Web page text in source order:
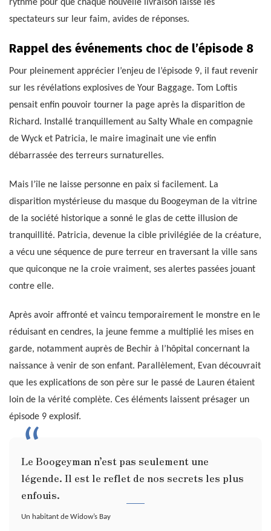
rythme pour que chaque nouvelle livraison laisse les
spectateurs sur leur faim, avides de réponses.
Rappel des événements choc de l’épisode 8
Pour pleinement apprécier l’enjeu de l’épisode 9, il faut revenir
sur les révélations explosives de Your Baggage. Tom Loftis
pensait enfin pouvoir tourner la page après la disparition de
Richard. Installé tranquillement au Salty Whale en compagnie
de Wyck et Patricia, le maire imaginait une vie enfin
débarrassée des terreurs surnaturelles.
Mais l’île ne laisse personne en paix si facilement. La
disparition mystérieuse du masque du Boogeyman de la vitrine
de la société historique a sonné le glas de cette illusion de
tranquillité. Patricia, devenue la cible privilégiée de la créature,
a vécu une séquence de pure terreur en traversant la ville sans
que quiconque ne la croie vraiment, ses alertes passées jouant
contre elle.
Après avoir affronté et vaincu temporairement le monstre en le
réduisant en cendres, la jeune femme a multiplié les mises en
garde, notamment auprès de Bechir à l’hôpital concernant la
naissance à venir de son enfant. Parallèlement, Evan découvrait
que les explications de son père sur le passé de Lauren étaient
loin de la vérité complète. Ces éléments laissent présager un
épisode 9 explosif.
Le Boogeyman n’est pas seulement une
légende. Il est le reflet de nos secrets les plus
enfouis.
Un habitant de Widow’s Bay